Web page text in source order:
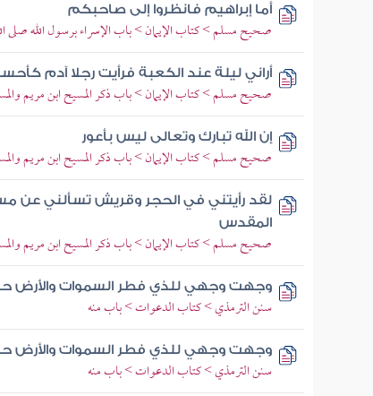
أما إبراهيم فانظروا إلى صاحبكم
صحيح مسلم > كتاب الإيمان > باب الإسراء برسول الله صلى
أراني ليلة عند الكعبة فرأيت رجلا آدم
صحيح مسلم > كتاب الإيمان > باب ذكر المسيح ابن مريم
إن الله تبارك وتعالى ليس بأعور
صحيح مسلم > كتاب الإيمان > باب ذكر المسيح ابن مريم
لقد رأيتني في الحجر وقريش تسألني عن
المقدس
صحيح مسلم > كتاب الإيمان > باب ذكر المسيح ابن مريم
وجهت وجهي للذي فطر السموات والأرض
سنن الترمذي > كتاب الدعوات > باب منه
وجهت وجهي للذي فطر السموات والأرض
سنن الترمذي > كتاب الدعوات > باب منه